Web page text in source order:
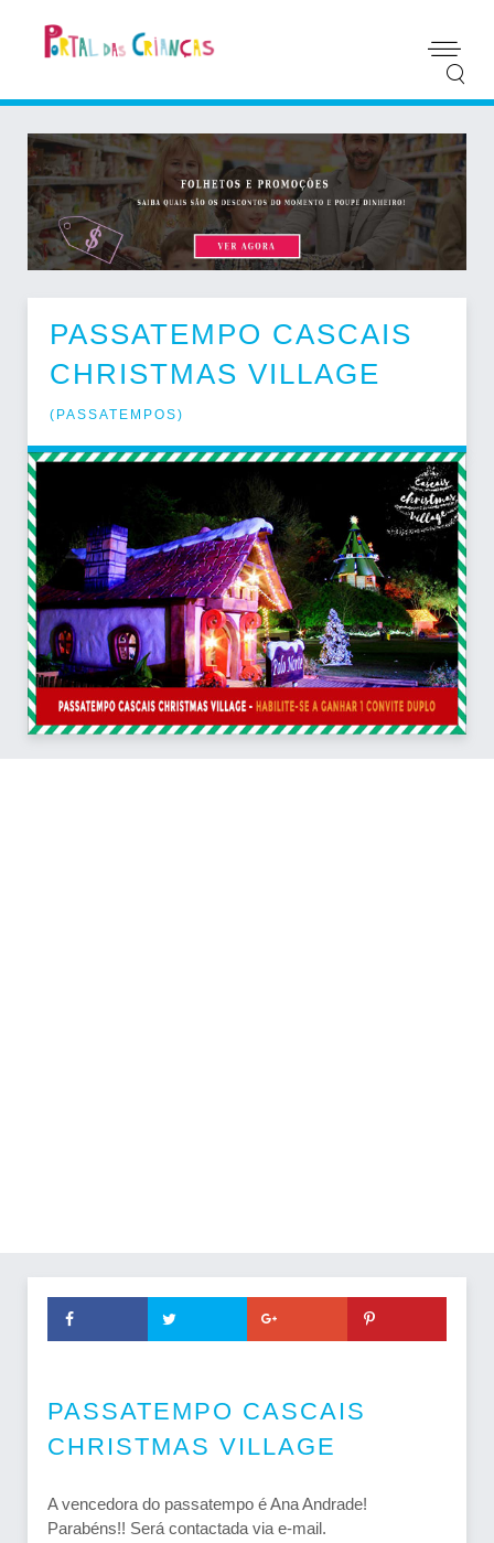
PASSATEMPO CASCAIS
CHRISTMAS VILLAGE
( PASSATEMPOS)
PASSATEMPO CASCAIS
CHRISTMAS VILLAGE
A vencedora do passatempo é Ana Andrade!
Parabéns!! Será contactada via e-mail.